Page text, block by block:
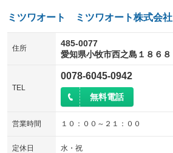
ミツワオート ミツワオート株式会社
住所
485-0077
愛知県小牧市西之島１８６８
TEL
0078-6045-0942
無料電話
営業時間 １０：００～２１：００
定休日 水・祝